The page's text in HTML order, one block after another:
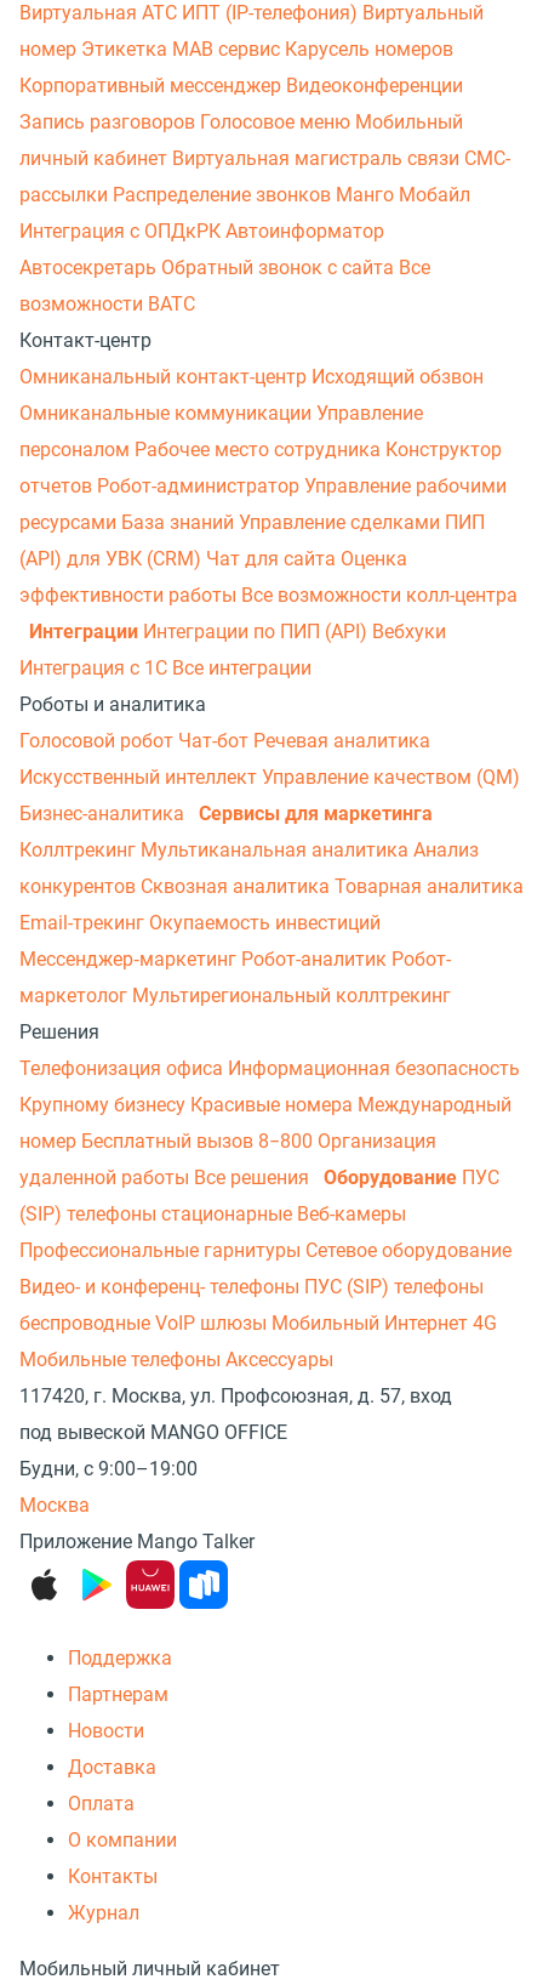
Виртуальная АТС ИПТ (IP-телефония) Виртуальный
номер Этикетка МАВ сервис Карусель номеров
Корпоративный мессенджер Видеоконференции
Запись разговоров Голосовое меню Мобильный
личный кабинет Виртуальная магистраль связи СМС-
рассылки Распределение звонков Манго Мобайл
Интеграция с ОПДкРК Автоинформатор
Автосекретарь Обратный звонок с сайта Все
возможности ВАТС
Контакт-центр
Омниканальный контакт-центр Исходящий обзвон
Омниканальные коммуникации Управление
персоналом Рабочее место сотрудника Конструктор
отчетов Робот-администратор Управление рабочими
ресурсами База знаний Управление сделками ПИП
(API) для УВК (CRM) Чат для сайта Оценка
эффективности работы Все возможности колл-центра
Интеграции Интеграции по ПИП (API) Вебхуки
Интеграция с 1С Все интеграции
Роботы и аналитика
Голосовой робот Чат-бот Речевая аналитика
Искусственный интеллект Управление качеством (QM)
Бизнес-аналитика
Сервисы для маркетинга
Коллтрекинг Мультиканальная аналитика Анализ
конкурентов Сквозная аналитика Товарная аналитика
Email-трекинг Окупаемость инвестиций
Мессенджер‑маркетинг Робот-аналитик Робот-
маркетолог Мультирегиональный коллтрекинг
Решения
Телефонизация офиса Информационная безопасность
Крупному бизнесу Красивые номера Международный
номер Бесплатный вызов 8−800 Организация
удаленной работы Все решения Оборудование ПУС
(SIP) телефоны стационарные Веб-камеры
Профессиональные гарнитуры Сетевое оборудование
Видео- и конференц- телефоны ПУС (SIP) телефоны
беспроводные VoIP шлюзы Мобильный Интернет 4G
Мобильные телефоны Аксессуары
117420, г. Москва, ул. Профсоюзная, д. 57, вход
под вывеской MANGO OFFICE
Будни, с 9:00–19:00
Москва
Приложение Mango Talker
Поддержка
Партнерам
Новости
Доставка
Оплата
О компании
Контакты
Журнал
Мобильный личный кабинет